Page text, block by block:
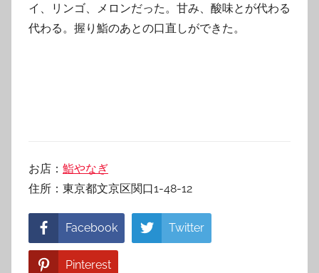
イ、リンゴ、メロンだった。甘み、酸味とが代わる
代わる。握り鮨のあとの口直しができた。
お店： 鮨やなぎ
住所：東京都文京区関口1-48-12
Facebook Twitter
Pinterest